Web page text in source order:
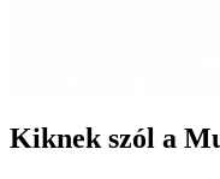
Kiknek szól a